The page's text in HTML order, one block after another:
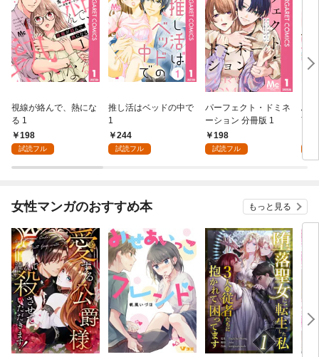
視線が絡んで、熱にな
る 1
198
試読フル
推し活はベッドの中で
1
244
試読フル
パーフェクト・ドミネ
ーション 分冊版 1
198
試読フル
ふ
言
女性マンガのおすすめ本 もっと見る